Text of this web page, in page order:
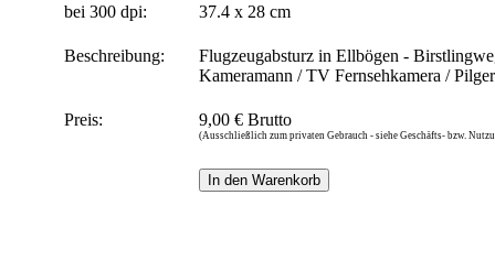
bei 300 dpi:
37.4 x 28 cm
Beschreibung:
Flugzeugabsturz in Ellbögen -
Kameramann / TV Fernsehkamera /
Preis: 9,00 € Brutto
(Ausschließlich zum privaten Gebrauch - siehe Geschäfts- bzw.